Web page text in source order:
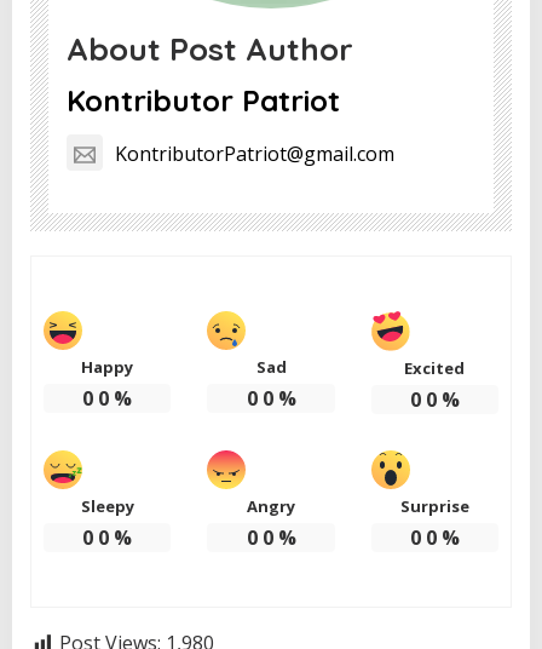
About Post Author
Kontributor Patriot
KontributorPatriot@gmail.com
Happy
0 0 %
Sad
0 0%
Excited
0 0%
Sleepy
0 0 %
Angry
0 0%
Surprise
0 0%
Post Views: 1,980